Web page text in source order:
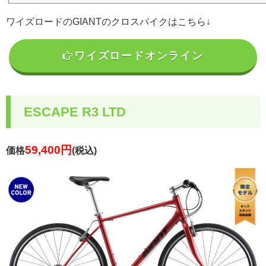
ワイズロードのGIANTのクロスバイクはこちら↓
ワイズロードオンライン
ESCAPE R3 LTD
価格59,400円(税込)